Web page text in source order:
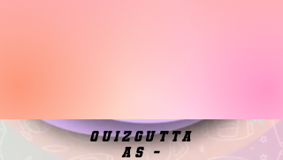
quizgutta
as -